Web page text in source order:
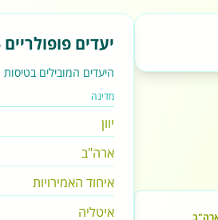
יעדים פופולריים 2025
היעדים המובילים
מדינה
יוון
ארה"ב
איחוד האמירויות
איטליה